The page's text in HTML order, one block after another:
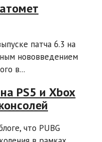
патча 6.3 на
нововведением
в...
PS5 и Xbox
что PUBG